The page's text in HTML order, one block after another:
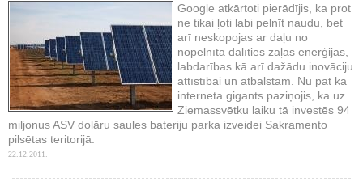
Google atkārtoti pierādījis, ka prot
ne tikai ļoti labi pelnīt naudu, bet
arī neskopojas ar daļu no
nopelnītā dalīties zaļās enerģijas,
labdarības kā arī dažādu inovāciju
attīstībai un atbalstam. Nu pat kā
interneta gigants paziņojis, ka uz
Ziemassvētku laiku tā investēs 94
miljonus ASV dolāru saules bateriju parka izveidei Sakramento
pilsētas teritorijā.
22.12.2011.